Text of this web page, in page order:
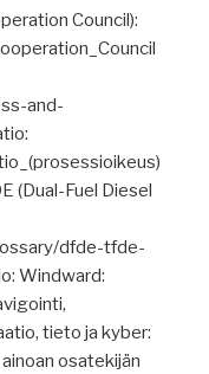
Council):
and-
(Dual-Fuel Diesel
dfde-tfde-
Windward:
tieto ja kyber:
osatekijän